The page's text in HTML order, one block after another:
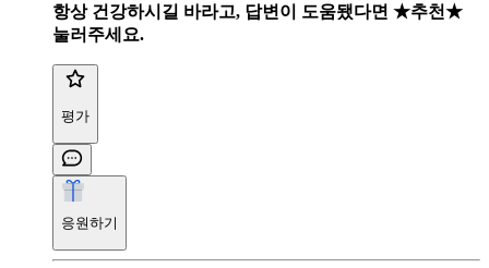
항상 건강하시길 바라고, 답변이 도움됐다면 ★추천★
눌러주세요.
평가
응원하기